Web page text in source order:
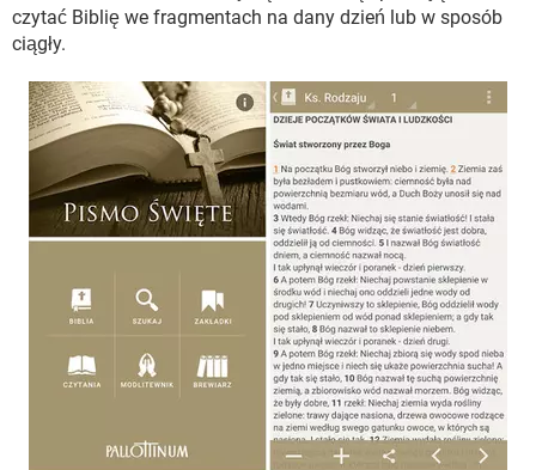
WINDOWS 10
czytać Biblię we fragmentach na dany dzień lub w sposób
ciągły.